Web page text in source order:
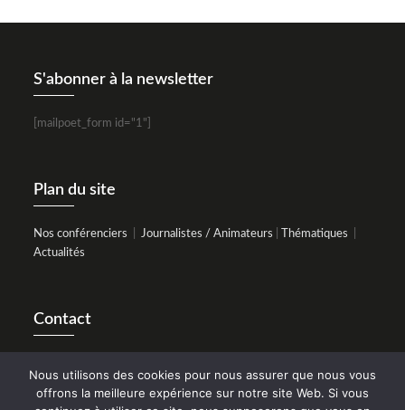
S'abonner à la newsletter
[mailpoet_form id="1"]
Plan du site
Nos conférenciers |Journalistes / Animateurs Thématiques
Actualités
Contact
05 53 77 97 28
Mobile 06 44 75 92 56
Nous utilisons des cookies pour nous assurer que nous vous
offrons la meilleure expérience sur notre site Web. Si vous